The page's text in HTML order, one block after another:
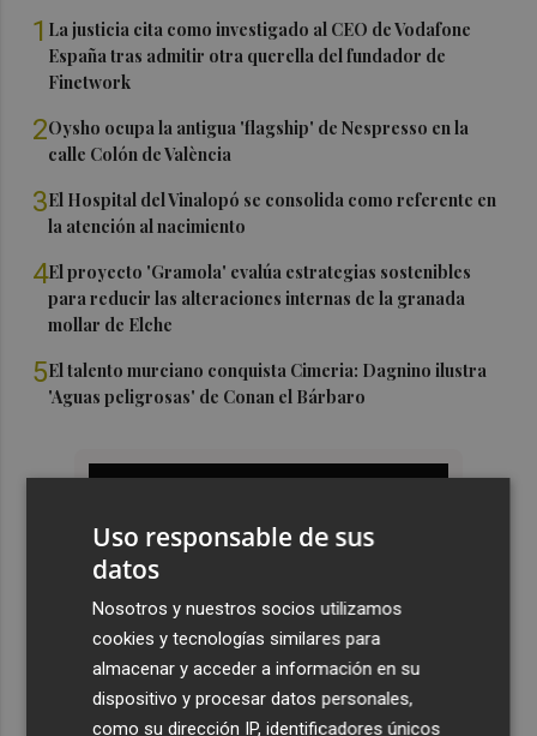
1 La justicia cita como investigado al CEO de Vodafone
España tras admitir otra querella del fundador de
Finetwork
2Oysho ocupa la antigua 'flagship' de Nespresso en la
calle Colón de València
3El Hospital del Vinalopó se consolida como referente en
la atención al nacimiento
4El proyecto 'Gramola' evalúa estrategias sostenibles
para reducir las alteraciones internas de la granada
mollar de Elche
5El talento murciano conquista Cimeria: Dagnino ilustra
'Aguas peligrosas' de Conan el Bárbaro
Uso responsable de sus
datos
Nosotros y nuestros socios utilizamos
cookies y tecnologías similares para
almacenar y acceder a información en su
dispositivo y procesar datos personales,
como su dirección IP, identificadores únicos